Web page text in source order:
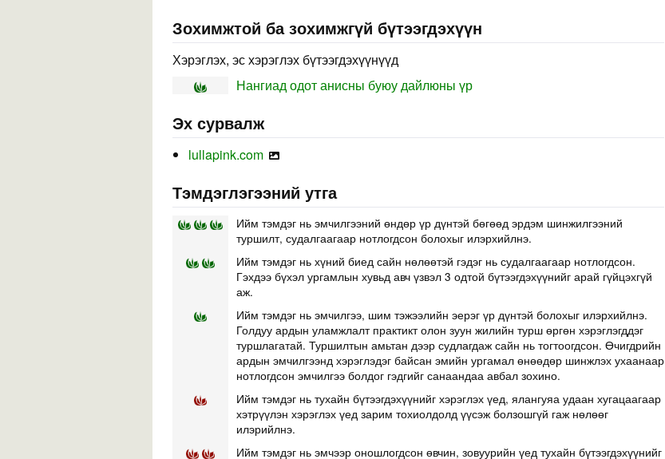
Зохимжтой ба зохимжгүй бүтээгдэхүүн
Хэрэглэх, эс хэрэглэх бүтээгдэхүүнүүд
Нангиад одот анисны буюу дайлюны үр
Эх сурвалж
lullapink.com
Тэмдэглэгээний утга
Ийм тэмдэг нь эмчилгээний өндөр үр дүнтэй бөгөөд эрдэм шинжилгээний
туршилт, судалгаагаар нотлогдсон болохыг илэрхийлнэ.
Ийм тэмдэг нь хүний биед сайн нөлөөтэй гэдэг нь судалгаагаар нотлогдсон.
Гэхдээ бүхэл ургамлын хувьд авч үзвэл 3 одтой бүтээгдэхүүнийг арай гүйцэхгүй
аж.
Ийм тэмдэг нь эмчилгээ, шим тэжээлийн эерэг үр дүнтэй болохыг илэрхийлнэ.
Голдуу ардын уламжлалт практикт олон зуун жилийн турш өргөн хэрэглэгддэг
туршлагатай. Туршилтын амьтан дээр судлагдаж сайн нь тогтоогдсон. Өчигдрийн
ардын эмчилгээнд хэрэглэдэг байсан эмийн ургамал өнөөдөр шинжлэх ухаанаар
нотлогдсон эмчилгээ болдог гэдгийг санаандаа авбал зохино.
Ийм тэмдэг нь тухайн бүтээгдэхүүнийг хэрэглэх үед, ялангуяа удаан хугацаагаар
хэтрүүлэн хэрэглэх үед зарим тохиолдолд үүсэж болзошгүй гаж нөлөөг
илэрийлнэ.
Ийм тэмдэг нь эмчээр оношлогдсон өвчин, зовуурийн үед тухайн бүтээгдэхүүнийг